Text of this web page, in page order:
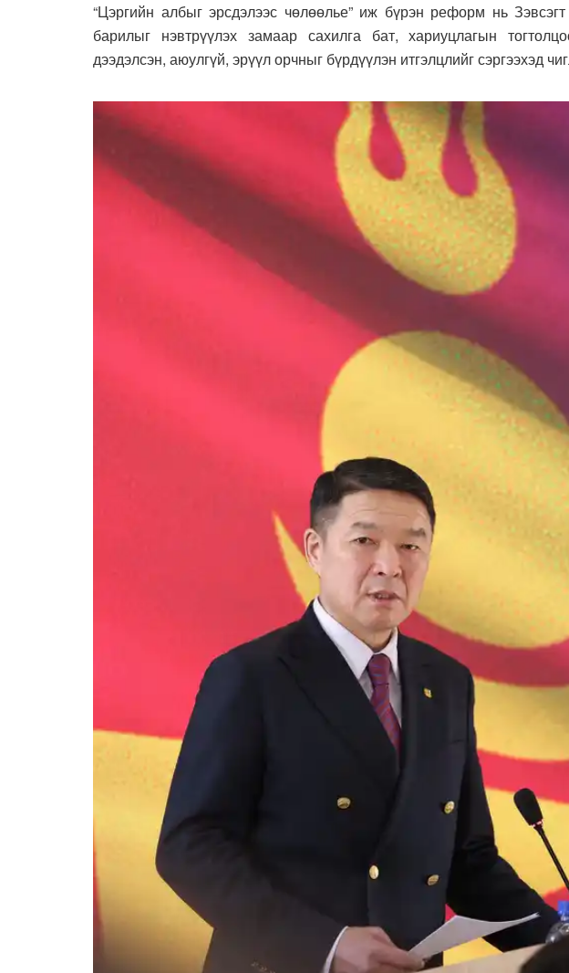
“Цэргийн албыг эрсдэлээс чөлөөлье” иж бүрэн реформ нь
барилыг нэвтрүүлэх замаар сахилга бат, хариуцлагын
дээдэлсэн, аюулгүй, эрүүл орчныг бүрдүүлэн итгэлцлийг сэргээхэд